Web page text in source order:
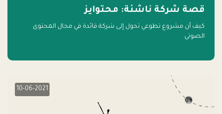
قصة شركة ناشئة: محتوايز
كيف أن مشروع تطوعي تحول إلى شركة قائدة في مجال المحتوى
الصوتي
10-06-2021